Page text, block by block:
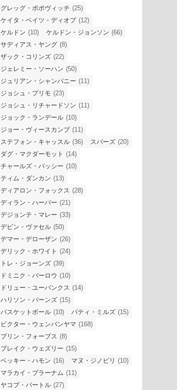
グレッグ・ポポヴィッチ (25)
ケイタ・ベイツ・ディオプ (12)
ケルドン (10) ケルドン・ジョンソン (66)
サディアス・ヤング (8)
ザック・コリンズ (22)
ジェレミー・ソーハン (50)
ジュリアン・シャンパニー (11)
ジョシュ・プリモ (23)
ジョシュ・リチャードソン (11)
ジョック・ランデール (10)
ジョー・ヴィースカンプ (11)
ステフォン・キャッスル (36) スパーズ (20)
ダグ・マクダーモット (14)
チャールズ・バッシー (10)
ティム・ダンカン (13)
ディアロン・フォックス (28)
ディラン・ハーパー (21)
デジョンテ・マレー (33)
デビン・ヴァセル (50)
デマー・デローザン (26)
デリック・ホワイト (24)
トレ・ジョーンズ (39)
ドミニク・バーロウ (10)
ドリュー・ユーバンクス (14)
ハリソン・バーンズ (15)
バスケットボール (10) パティ・ミルズ (15)
ビクター・ウェンバンヤマ (168)
ブリン・フォーブス (8)
ブレイク・ウェズリー (15)
ベッキー・ハモン (16) マヌ・ジノビリ (10)
マラカイ・ブラーナム (11)
ヤコブ・パートル (27)